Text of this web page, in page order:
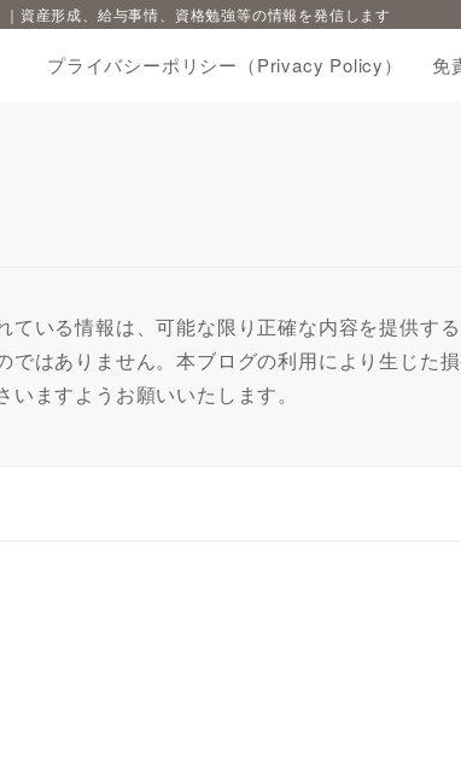
資産形成、給与事情、資格勉強等の情報を発信します
プライバシーポリシー（Privacy Policy） 免
いる情報は、可能な限り正確な内容を提供する
はありません。本ブログの利用により生じた
ますようお願いいたします。